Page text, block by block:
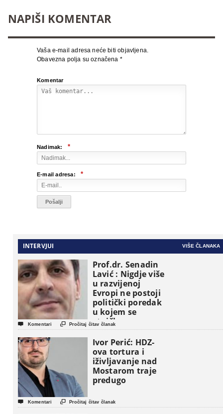
NAPIŠI KOMENTAR
Vaša e-mail adresa neće biti objavljena.
Obavezna polja su označena *
Komentar
Nadimak: *
E-mail adresa: *
INTERVJUI VIŠE ČLANAKA
Prof.dr. Senadin
Lavić : Nigdje više
u razvijenoj
Evropi ne postoji
politički poredak
u kojem se
etničke grupe
pojavljuju kao
osnovne
političke jedinice
 Komentari  Pročitaj čitav članak
Ivor Perić: HDZ-
ova tortura i
iživljavanje nad
Mostarom traje
predugo
 Komentari  Pročitaj čitav članak